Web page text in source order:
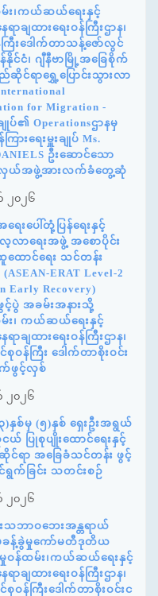
း၊ကယ်ဆယ်ရေးနှင့်
ာချထားရေးဝန်ကြီးဌာန၊
ြီးဒေါက်တာသန့်ဇော်လွင်
င်ငံ၊ ဂျီနီဗာမြို့အခြေစိုက်
ဆိုင်ရာရွှေ့ပြောင်းသွားလာ
for Migration -
ျုပ်၏ Operationsဌာနမှ
ားရေးမှူးချုပ် Ms.
ဦးဆောင်သော
ယ်အဖွဲ့အားလက်ခံတွေ့ဆုံ
၂၀၂၆
းပေါ်တုံ့ပြန်ရေးနှင့်
လာရေးအဖွဲ့ အစောပိုင်း
ထောင်ရေး သင်တန်း
ERAT Level-2
Early Recovery)
ပွဲ အခမ်းအနားသို့
း၊ ကယ်ဆယ်ရေးနှင့်
ာချထားရေးဝန်ကြီးဌာန၊
စုဝန်ကြီး ဒေါက်တာစိုးဝင်း
ဖွင့်လှစ်
၀၂၆
စ်မှ (၅)နှစ် ရှေးဦးအရွယ်
ပြုစုပျိုးထောင်ရေးနှင့်
ဆိုင်ရာ အခြေခံသင်တန်း ဖွင့်
က်ခြင်း သတင်းစဉ်
၀၂၆
သဘာဝဘေးအန္တရာယ်
ခန့်ခွဲမှုကော်မတီဒုတိယ
မှုဝန်ထမ်း၊ကယ်ဆယ်ရေးနှင့်
ာချထားရေးဝန်ကြီးဌာန၊
စုဝန်ကြီးဒေါက်တာစိုးဝင်းင